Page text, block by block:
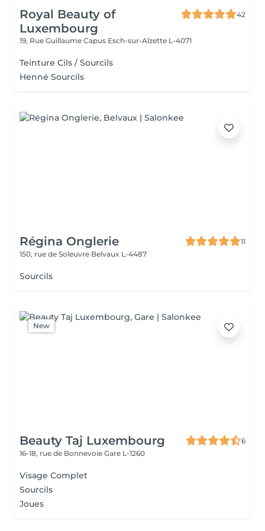
Royal Beauty of
Luxembourg
42
19, Rue Guillaume Capus Esch-sur-Alzette L-4071
Teinture Cils / Sourcils
Henné Sourcils
Régina Onglerie
11
150, rue de Soleuvre Belvaux L-4487
Sourcils
New
Beauty Taj Luxembourg
6
16-18, rue de Bonnevoie Gare L-1260
Visage Complet
Sourcils
Joues